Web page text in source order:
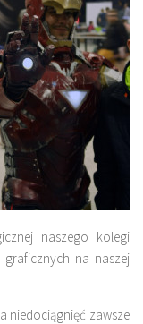
naszego kolegi
na naszej
niedociągnięć zawsze